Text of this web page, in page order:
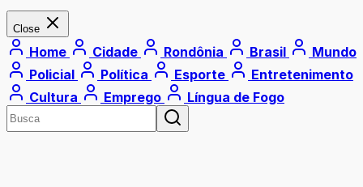
Close
Home Cidade Rondônia Brasil
Mundo
Policial
Política Esporte
Entretenimento
Cultura
Emprego Língua de Fogo